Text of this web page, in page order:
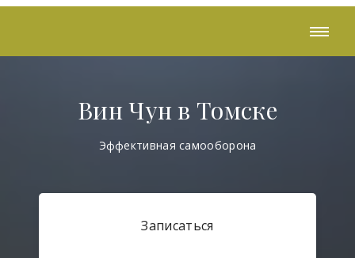
Вин Чун в Томске
Эффективная самооборона
Записаться